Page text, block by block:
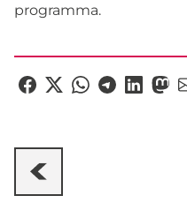
programma.